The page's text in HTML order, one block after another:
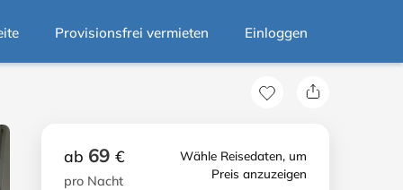
Provisionsfrei vermieten Einloggen
Wähle Reisedaten, um
Preis anzuzeigen
ab 69 €
pro Nacht